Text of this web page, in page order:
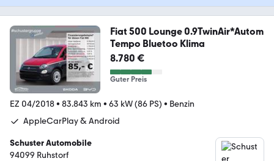
Fiat 500 Lounge 0.9TwinAir*Autom
Tempo Bluetoo Klima
8.780 €
Guter Preis
EZ 04/2018• 83.843 km • 63 kW (86 PS) • Benzin
AppleCarPlay & Android
Schuster Automobile
94099 Ruhstorf